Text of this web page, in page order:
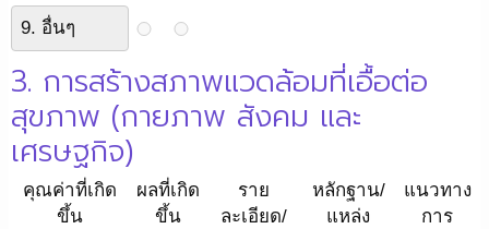
9. อื่นๆ
3. การสร้างสภาพแวดล้อมที่เอื้อต่อ
สุขภาพ (กายภาพ สังคม และ
เศรษฐกิจ)
คุณค่าที่เกิด
ขึ้น
ผลที่เกิด
ขึ้น
ราย
ละเอียด/
หลักฐาน/
แหล่ง
แนวทาง
การ